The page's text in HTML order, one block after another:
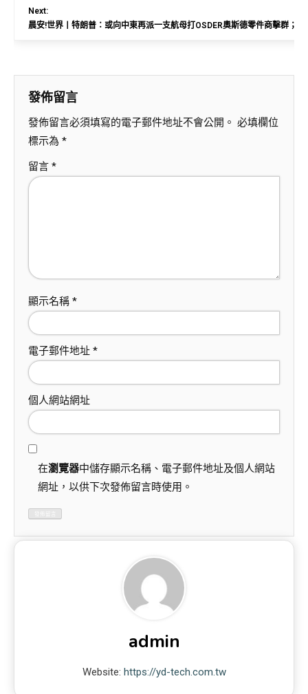
Next:
晨安!世界丨特朗普：或向中東再派一支航母打OSDER奧斯德零件商擊群；
發佈留言
發佈留言必須填寫的電子郵件地址不會公開。 必填欄位
標示為 *
留言 *
顯示名稱 *
電子郵件地址 *
個人網站網址
在瀏覽器中儲存顯示名稱、電子郵件地址及個人網站
網址，以供下次發佈留言時使用。
admin
Website: https://yd-tech.com.tw